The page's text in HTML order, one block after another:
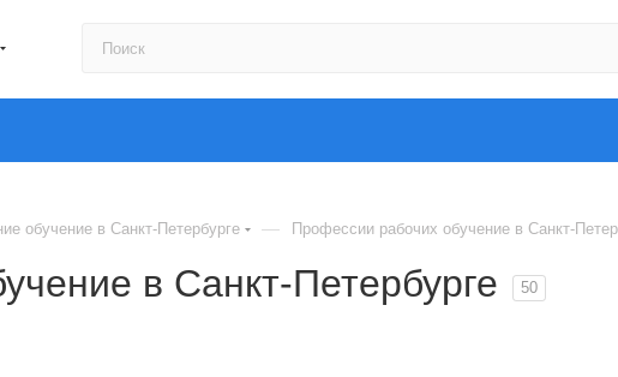
обучение в Санкт-Петербурге — Профессии рабочих обучение в Санкт-
в Санкт-Петербурге 50